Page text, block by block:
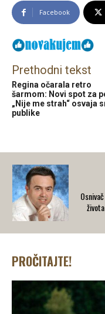
Facebook
Prethodni tekst
Regina očarala retro
šarmom: Novi spot za
„Nije me strah“ osvaja
publike
PROČITAJTE!